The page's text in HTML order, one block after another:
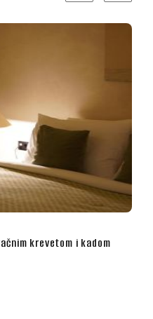
soba sa bračnim